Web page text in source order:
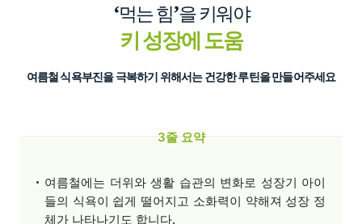
‘먹는 힘’을 키워야
키 성장에 도움
여름철 식욕부진을 극복하기 위해서는 건강한 루틴을 만들어주세요
3줄 요약
여름철에는 더위와 생활 습관의 변화로 성장기 아이
들의 식욕이 쉽게 떨어지고 소화력이 약해져 성장 정
체가 나타나기도 합니다.